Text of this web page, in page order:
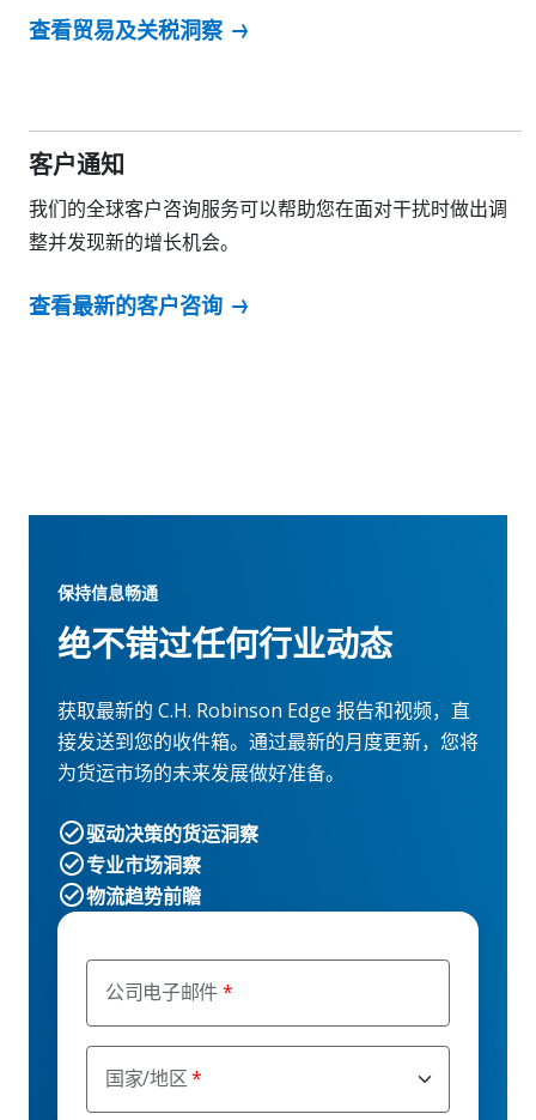
查看贸易及关税洞察
客户通知
我们的全球客户咨询服务可以帮助您在面对干扰时做出调
整并发现新的增长机会。
查看最新的客户咨询
公司电子邮件
国家/地区
保持信息畅通
绝不错过任何行业动态
获取最新的 C.H. Robinson Edge 报告和视频，直
接发送到您的收件箱。通过最新的月度更新，您将
为货运市场的未来发展做好准备。
驱动决策的货运洞察
专业市场洞察
物流趋势前瞻